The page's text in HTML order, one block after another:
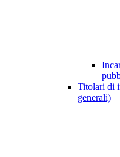
Titolari di
generali)